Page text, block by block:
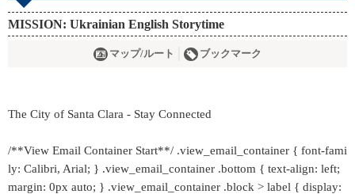
MISSION: Ukrainian English Storytime
マップ/ルート ブックマーク
The City of Santa Clara - Stay Connected
/**View Email Container Start**/ .view_email_container { font-fami
ly: Calibri, Arial; } .view_email_container .bottom { text-align: left;
margin: 0px auto; } .view_email_container .block > label { display: